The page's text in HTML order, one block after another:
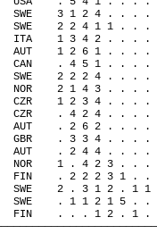
SWE 3 1 2 4 . . .
SWE 2 2 4 1 1 . .
ITA 1 3 4 2 . . .
AUT 1 2 6 1 . . .
CAN . 4 5 1 . . . .
SWE 2 2 2 4 . . .
NOR 2 1 4 3 . . .
CZR 1 2 3 4 . . .
CZR . 4 2 4 . . . .
AUT . 2 6 2 . . . .
GBR . 3 3 4 . . . .
AUT . 2 4 4 . . . .
NOR 1 . 4 2 3 . .
FIN . 2 2 2 3 1 .
SWE 2 . 3 1 2 . 1
SWE . 1 1 2 1 5 .
FIN . . . 1 2 . 1 .